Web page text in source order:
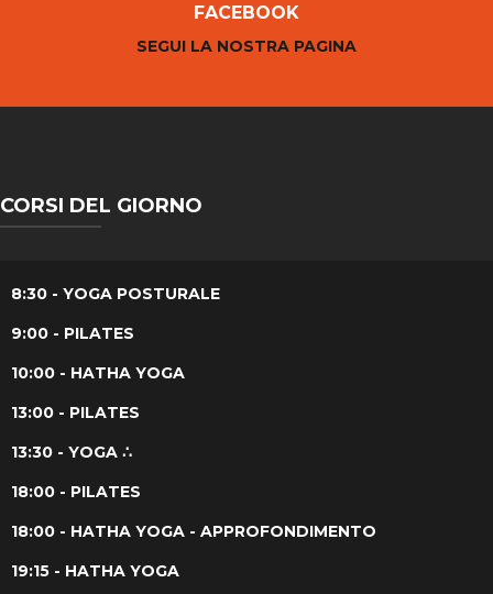
FACEBOOK
SEGUI LA NOSTRA PAGINA
CORSI DEL GIORNO
8:30 - YOGA POSTURALE
9:00 - PILATES
10:00 - HATHA YOGA
13:00 - PILATES
13:30 - YOGA ∴
18:00 - PILATES
18:00 - HATHA YOGA - APPROFONDIMENTO
19:15 - HATHA YOGA